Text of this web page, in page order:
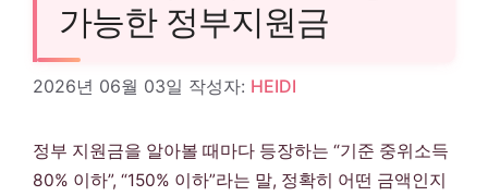
가능한 정부지원금
2026년 06월 03일 작성자: HEIDI
정부 지원금을 알아볼 때마다 등장하는 “기준 중위소득
80% 이하”, “150% 이하”라는 말, 정확히 어떤 금액인지